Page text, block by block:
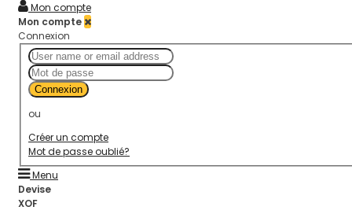
Mon compte
Mon compte
Connexion
Connexion
ou
Créer un compte
Mot de passe oublié?
Menu
Devise
XOF